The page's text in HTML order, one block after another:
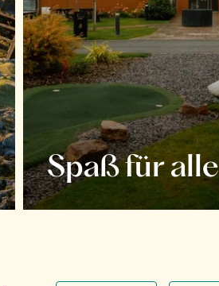
Spaß für alle